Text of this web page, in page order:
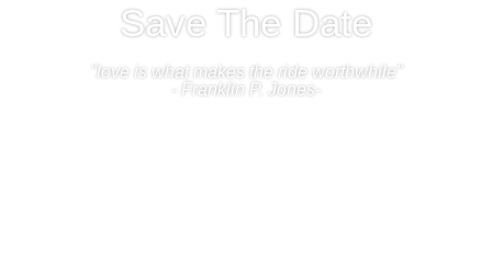
Save The Date
"love is what makes the ride worthwhile"
- Franklin P. Jones-